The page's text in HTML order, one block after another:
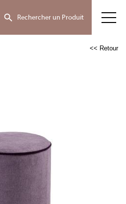
Rechercher un Produit
<< Retour